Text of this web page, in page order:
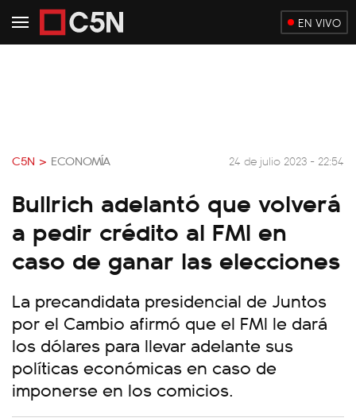
EN VIVO
C5N > ECONOMÍA 24 de julio 2023 - 22:54
Bullrich adelantó que volverá
a pedir crédito al FMI en
caso de ganar las elecciones
La precandidata presidencial de Juntos
por el Cambio afirmó que el FMI le dará
los dólares para llevar adelante sus
políticas económicas en caso de
imponerse en los comicios.